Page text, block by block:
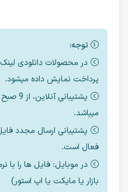
توجه:
در محصولات دانلودی لینک
پرداخت نمایش داده میشود.
میباشد.
فعال است.
بازار یا مایکت یا اپ استور)